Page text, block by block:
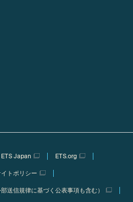
ETS Japan ETS.org
トポリシー
送信規律に基づく公表事項も含む）